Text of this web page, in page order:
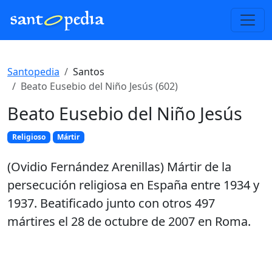
Santopedia
Santos
Beato Eusebio del Niño Jesús (602)
Beato Eusebio del Niño Jesús
Religioso Mártir
(Ovidio Fernández Arenillas) Mártir de la
persecución religiosa en España entre 1934 y
1937. Beatificado junto con otros 497
mártires el 28 de octubre de 2007 en Roma.